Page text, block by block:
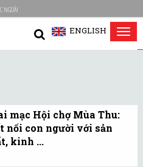
NGOÀI
ENGLISH
mạc Hội chợ Mùa Thu:
nối con người với sản
kinh ...